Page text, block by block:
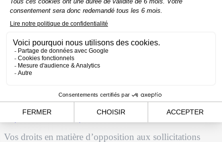
vos droits auprès de la déléguée à la protection des données
personnelles de la société Alvergnas Automobiles à l’adresse
suivante : 23 rue du Chemin Vert 78240 Chambourcy ou par
demande, nous sommes susceptibles de vérifier votre identité
et/ou vous demander de nous fournir davantage
d’informations pour répondre à votre demande. Nous nous
efforcerons de donner suite à votre demande dans un délai
une réclamation auprès de la Commission nationale de
l’informatique et des libertés (CNIL) :
Vos droits en matière d’opposition aux sollicitations